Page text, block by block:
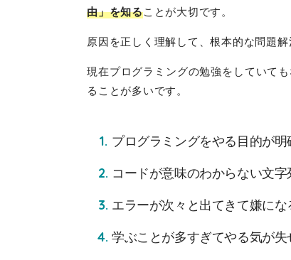
由」を知ることが大切です。
原因を正しく理解して、根本的な問題解
現在プログラミングの勉強をしていて
ることが多いです。
プログラミングをやる目的が明
コードが意味のわからない文字
エラーが次々と出てきて嫌にな
学ぶことが多すぎてやる気が失